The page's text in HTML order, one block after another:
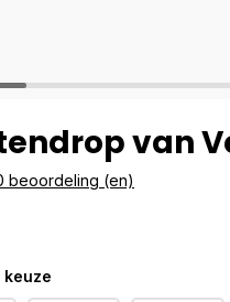
van
beoordeling (en)
keuze